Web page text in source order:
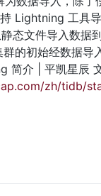
Lightning 工具导
态文件导入数据
的初始经数据导
简介 | 平凯星辰
zh/tidb/